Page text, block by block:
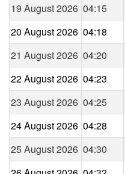
19 August 2026 04:15
20 August 2026 04:18
21 August 2026 04:20
22 August 2026 04:23
23 August 2026 04:25
24 August 2026 04:28
25 August 2026 04:30